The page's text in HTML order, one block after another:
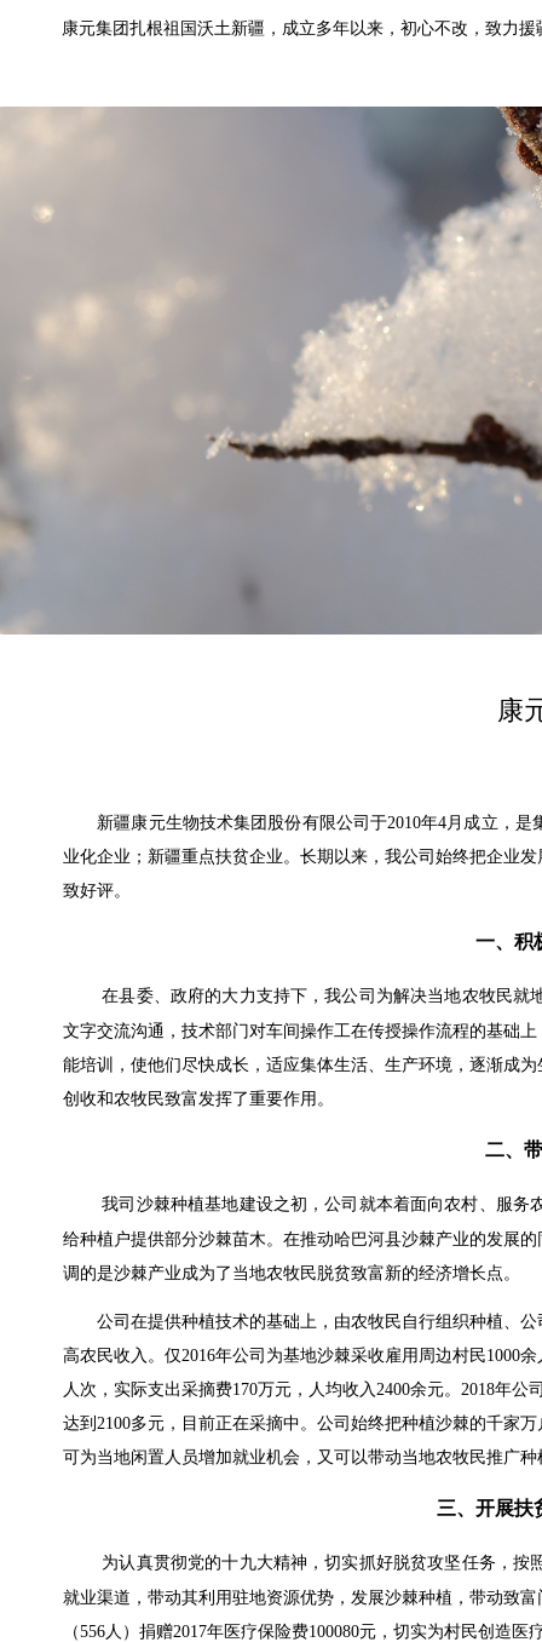
康
新疆康元生物技术集团股份有限公司于2010年4月成立，是
业化企业；新疆重点扶贫企业。长期以来，我公司始终把企业
致好评。
一、积
在县委、政府的大力支持下，我公司为解决当地农牧民
文字交流沟通，技术部门对车间操作工在传授操作流程的基础
能培训，使他们尽快成长，适应集体生活、生产环境，逐渐成
创收和农牧民致富发挥了重要作用。
二、
我司沙棘种植基地建设之初，公司就本着面向农村、服务
给种植户提供部分沙棘苗木。在推动哈巴河县沙棘产业的发展
调的是沙棘产业成为了当地农牧民脱贫致富新的经济增长点。
公司在提供种植技术的基础上，由农牧民自行组织种植、公
高农民收入。仅2016年公司为基地沙棘采收雇用周边村民1000
人次，实际支出采摘费170万元，人均收入2400余元。2018年
达到2100多元，目前正在采摘中。公司始终把种植沙棘的千家
可为当地闲置人员增加就业机会，又可以带动当地农牧民推广
三、开展扶
为认真贯彻党的十九大精神，切实抓好脱贫攻坚任务，
就业渠道，带动其利用驻地资源优势，发展沙棘种植，带动致
（556人）捐赠2017年医疗保险费100080元，切实为村民创造
康元集团扎根祖国沃土新疆，成立多年以来，初心不改，致力